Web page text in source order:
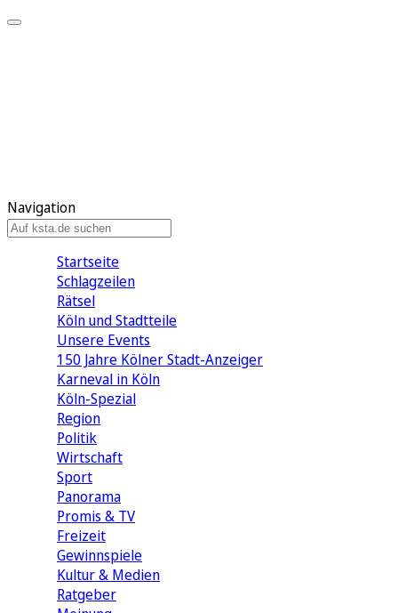
Navigation
Startseite
Schlagzeilen
Rätsel
Köln und Stadtteile
Unsere Events
150 Jahre Kölner Stadt-Anzeiger
Karneval in Köln
Köln-Spezial
Region
Politik
Wirtschaft
Sport
Panorama
Promis & TV
Freizeit
Gewinnspiele
Kultur & Medien
Ratgeber